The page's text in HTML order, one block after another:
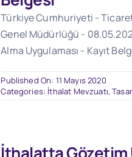
Türkiye Cumhuriyeti -
Genel Müdürlüğü -
Alma Uygulaması - Kayıt
Published On: 11 Mayıs 2020
Categories: İthalat Mevzuatı,